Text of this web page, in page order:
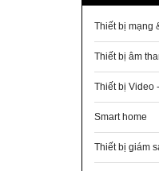
Thiết bị mạng
Thiết bị âm
Thiết bị Video
Smart home
Thiết bị giám